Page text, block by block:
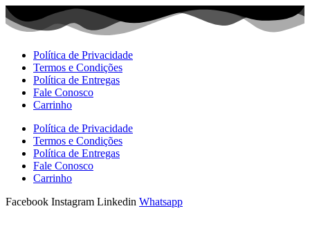
Ir
para
Política de Privacidade
Termos e Condições
Política de Entregas
Fale Conosco
Carrinho
Política de Privacidade
Termos e Condições
Política de Entregas
Fale Conosco
Carrinho
Facebook Instagram Linkedin Whatsapp